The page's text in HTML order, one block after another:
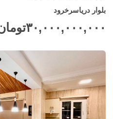
بلوار دریاسرخرود
۳۰,۰۰۰,۰۰۰,۰۰۰